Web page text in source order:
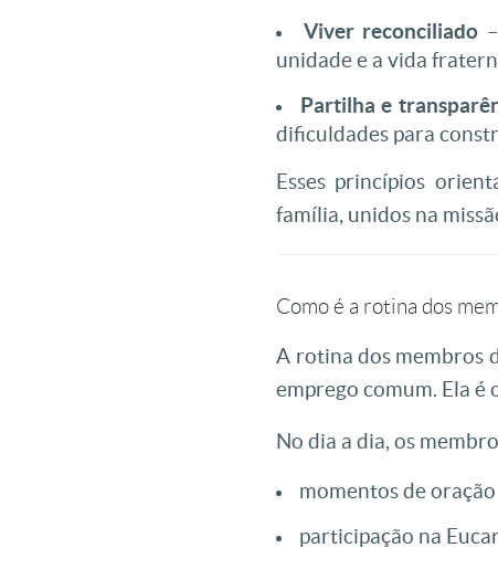
Viver reconciliado
unidade e a vida
Partilha e
dificuldades para
Esses princípios
família, unidos na
Como é a rotina dos
A rotina dos membros
emprego comum. Ela
No dia a dia, os
momentos de oração
participação na